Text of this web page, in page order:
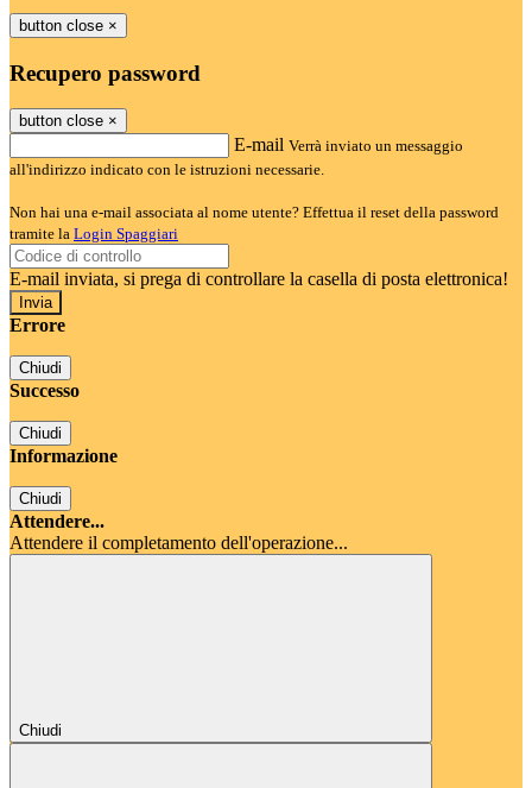
button close ×
Recupero password
button close ×
E-mail Verrà inviato un messaggio
all'indirizzo indicato con le istruzioni necessarie.
Non hai una e-mail associata al nome utente? Effettua il reset della password
tramite la Login Spaggiari
E-mail inviata, si prega di controllare la casella di posta elettronica!
Errore
Chiudi
Successo
Chiudi
Informazione
Chiudi
Attendere...
Attendere il completamento dell'operazione...
Chiudi